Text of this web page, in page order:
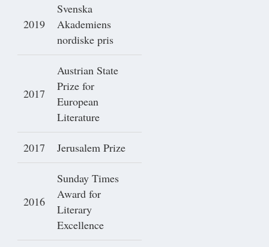
2019
Svenska
Akademiens
nordiske pris
2017
Austrian State
Prize for
European
Literature
2017 Jerusalem Prize
2016
Sunday Times
Award for
Literary
Excellence